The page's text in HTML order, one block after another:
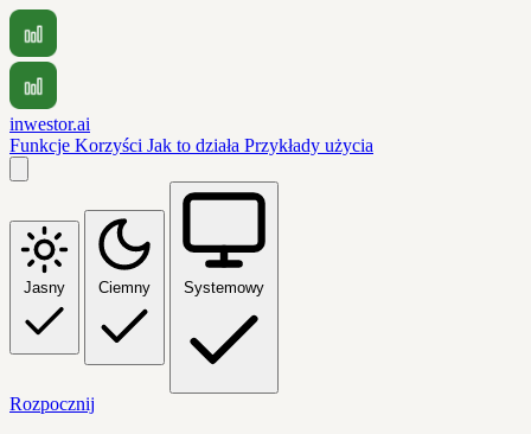
inwestor.ai
Funkcje Korzyści Jak to działa Przykłady użycia
Jasny Ciemny Systemowy
Rozpocznij